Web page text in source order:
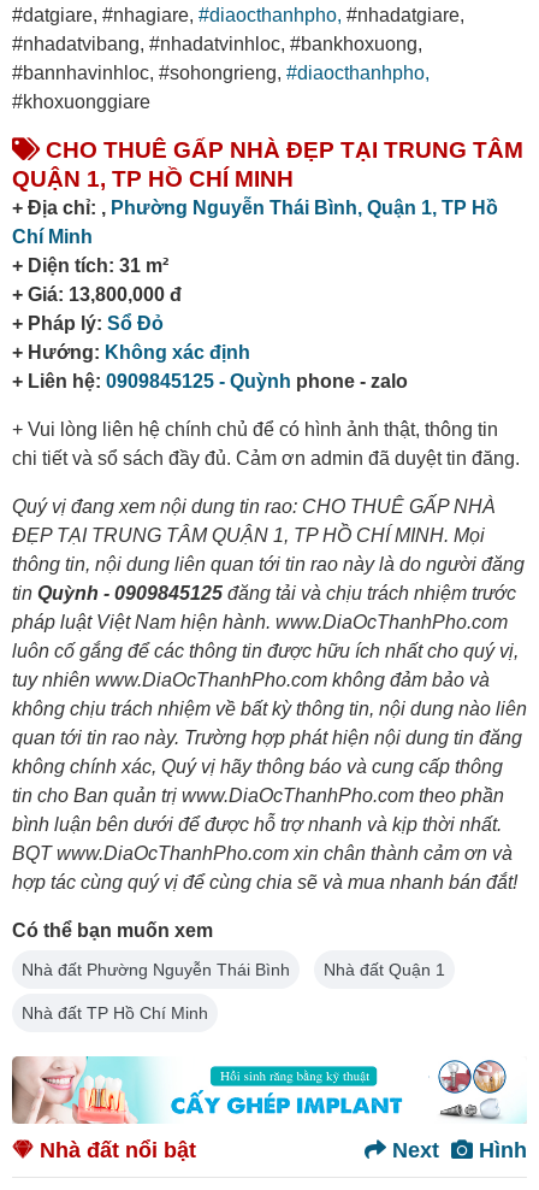
#datgiare, #nhagiare, #diaocthanhpho, #nhadatgiare,
#nhadatvibang, #nhadatvinhloc, #bankhoxuong,
#bannhavinhloc, #sohongrieng, #diaocthanhpho,
#khoxuonggiare
CHO THUÊ GẤP NHÀ ĐẸP TẠI TRUNG TÂM
QUẬN 1, TP HỒ CHÍ MINH
+ Địa chỉ: , Phường Nguyễn Thái Bình, Quận 1, TP Hồ
Chí Minh
+ Diện tích: 31 m²
+ Giá: 13,800,000 đ
+ Pháp lý: Sổ Đỏ
+ Hướng: Không xác định
+ Liên hệ: 0909845125 - Quỳnh phone - zalo
+ Vui lòng liên hệ chính chủ để có hình ảnh thật, thông tin
chi tiết và sổ sách đầy đủ. Cảm ơn admin đã duyệt tin đăng.
Quý vị đang xem nội dung tin rao: CHO THUÊ GẤP NHÀ
ĐẸP TẠI TRUNG TÂM QUẬN 1, TP HỒ CHÍ MINH. Mọi
thông tin, nội dung liên quan tới tin rao này là do người đăng
tin Quỳnh - 0909845125 đăng tải và chịu trách nhiệm trước
pháp luật Việt Nam hiện hành. www.DiaOcThanhPho.com
luôn cố gắng để các thông tin được hữu ích nhất cho quý vị,
tuy nhiên www.DiaOcThanhPho.com không đảm bảo và
không chịu trách nhiệm về bất kỳ thông tin, nội dung nào liên
quan tới tin rao này. Trường hợp phát hiện nội dung tin đăng
không chính xác, Quý vị hãy thông báo và cung cấp thông
tin cho Ban quản trị www.DiaOcThanhPho.com theo phần
bình luận bên dưới để được hỗ trợ nhanh và kịp thời nhất.
BQT www.DiaOcThanhPho.com xin chân thành cảm ơn và
hợp tác cùng quý vị để cùng chia sẽ và mua nhanh bán đắt!
Có thể bạn muốn xem
Nhà đất Phường Nguyễn Thái Bình Nhà đất Quận 1
Nhà đất TP Hồ Chí Minh
Nhà đất nổi bật Hình
Next